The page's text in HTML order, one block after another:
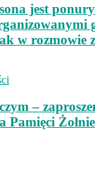
jest
w rozmowie
–
Pamięci